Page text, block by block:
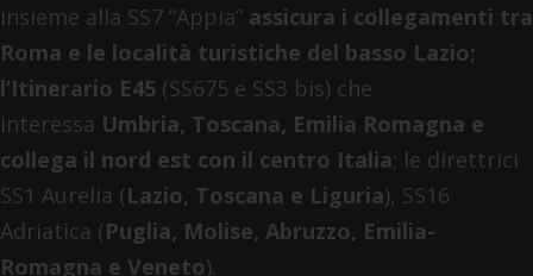
insieme alla SS7 “Appia” assicura i collegamenti tra
Roma e le località turistiche del basso Lazio;
l’Itinerario E45 (SS675 e SS3 bis) che
interessa Umbria, Toscana, Emilia Romagna e
collega il nord est con il centro Italia; le direttrici
SS1 Aurelia (Lazio, Toscana e Liguria), SS16
Adriatica (Puglia, Molise, Abruzzo, Emilia-
Romagna e Veneto).